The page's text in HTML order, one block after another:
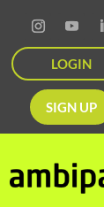
LOGIN
SIGN UP